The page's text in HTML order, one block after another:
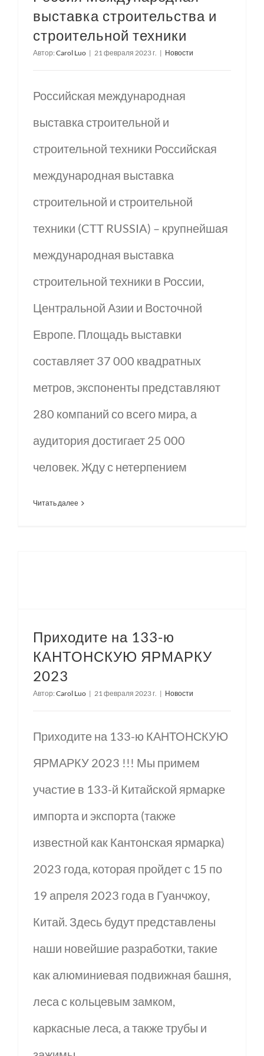
выставка строительства и
строительной техники
Автор: Carol Luo | 21 февраля 2023 г. | Новости
Российская международная
выставка строительной и
строительной техники Российская
международная выставка
строительной и строительной
техники (CTT RUSSIA) – крупнейшая
международная выставка
строительной техники в России,
Центральной Азии и Восточной
Европе. Площадь выставки
составляет 37 000 квадратных
метров, экспоненты представляют
280 компаний со всего мира, а
аудитория достигает 25 000
человек. Жду с нетерпением
Читать далее
Приходите на 133-ю
КАНТОНСКУЮ ЯРМАРКУ
2023
Автор: Carol Luo | 21 февраля 2023 г. | Новости
Приходите на 133-ю КАНТОНСКУЮ
ЯРМАРКУ 2023 !!! Мы примем
участие в 133-й Китайской ярмарке
импорта и экспорта (также
известной как Кантонская ярмарка)
2023 года, которая пройдет с 15 по
19 апреля 2023 года в Гуанчжоу,
Китай. Здесь будут представлены
наши новейшие разработки, такие
как алюминиевая подвижная башня,
леса с кольцевым замком,
каркасные леса, а также трубы и